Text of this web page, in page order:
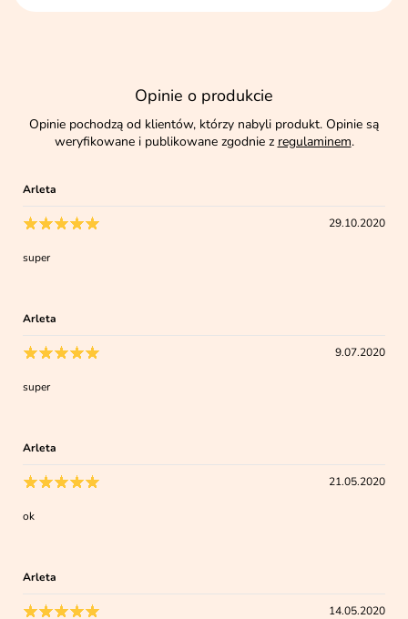
Opinie o produkcie
Opinie pochodzą od klientów, którzy nabyli produkt. Opinie są
weryfikowane i publikowane zgodnie z regulaminem.
Arleta
29.10.2020
super
Arleta
9.07.2020
super
Arleta
21.05.2020
ok
Arleta
14.05.2020